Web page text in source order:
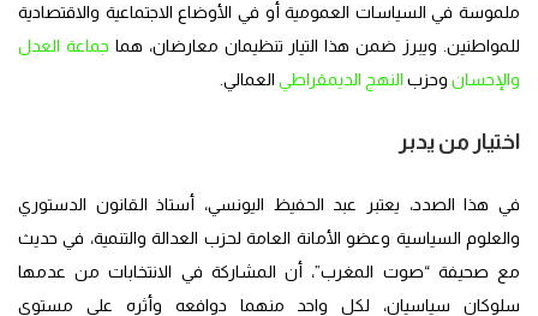
ملموسة في السياسات العمومية أو في الأوضاع الاجتماعية والاقتصادية
للمواطنين. ويبرز ضمن هذا التيار تنظيمان معارضان، هما جماعة العدل
والإحسان وحزب النهج الديمقراطي العمالي.
اختيار من يدبر
في هذا الصدد، يعتبر عبد الحفيظ اليونسي، أستاذ القانون الدستوري
والعلوم السياسية وعضو الأمانة العامة لحزب العدالة والتنمية، في حديث
مع صحيفة “صوت المغرب”، أن المشاركة في الانتخابات من عدمها
سلوكان سياسيان، لكل واحد منهما دوافعه وأثره على مستوى